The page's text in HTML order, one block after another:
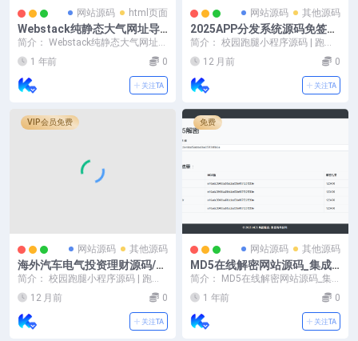
网站源码 html页面
Webstack纯静态大气网址导
航系统HTML源码下载
简介： Webstack纯静态大气网址导
航，可以更...
1 年前 0
关注TA
网站源码 其他源码
2025APP分发系统源码免签封
装
简介： 校园跑腿小程序源码 | 跑腿
便利店小程序 本项目后端采用 mid
way3...12 月前 0
关注TA
VIP会员免费
网站源码 其他源码
海外汽车电气投资理财源码/三
级分销/可自定义产品
简介： 校园跑腿小程序源码 | 跑腿
便利店小程序 本项目后端采用 mid
way3...12 月前 0
关注TA
免费
网站源码 其他源码
MD5在线解密网站源码_集成
多接口进行解密
简介： MD5在线解密网站源码_集
1 年前 0
关注TA